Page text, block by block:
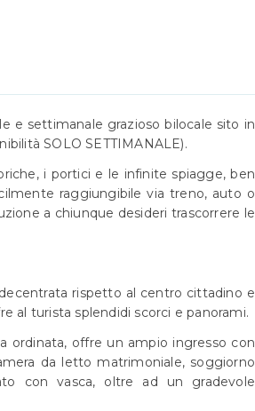
e settimanale grazioso bilocale sito in
SOLO SETTIMANALE).
i portici e le infinite spiagge, ben
raggiungibile via treno, auto o
a chiunque desideri trascorrere le
rispetto al centro cittadino e
al turista splendidi scorci e panorami.
ordinata, offre un ampio ingresso con
da letto matrimoniale, soggiorno
con vasca, oltre ad un gradevole